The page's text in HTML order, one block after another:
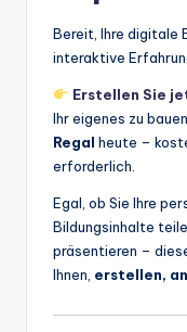
Bereit, Ihre digitale
interaktive
Erstellen Sie
Ihr eigenes zu bauen
Regal heute –
erforderlich.
Egal, ob Sie Ihre
Bildungsinhalte
präsentieren –
Ihnen, erstellen,